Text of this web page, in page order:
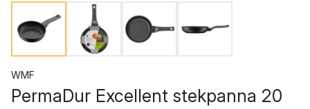
WMF
PermaDur Excellent stekpanna 20